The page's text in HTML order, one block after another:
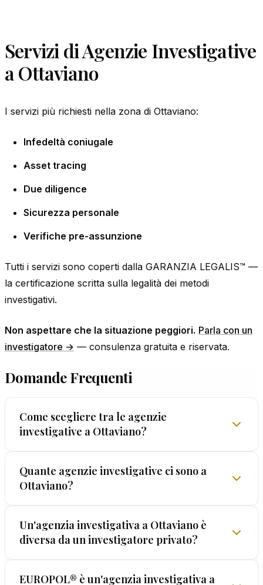
Servizi di Agenzie Investigative
a Ottaviano
I servizi più richiesti nella zona di Ottaviano:
Infedeltà coniugale
Asset tracing
Due diligence
Sicurezza personale
Verifiche pre-assunzione
Tutti i servizi sono coperti dalla GARANZIA LEGALIS™ —
la certificazione scritta sulla legalità dei metodi
investigativi.
Non aspettare che la situazione peggiori. Parla con un
investigatore → — consulenza gratuita e riservata.
Domande Frequenti
Come scegliere tra le agenzie
investigative a Ottaviano?
La scelta non va fatta sulla base del prezzo più
basso o delle promesse più grandi. Conta la
verificabile, garanzie scritte. EUROPOL® offre
tutto questo da oltre 60 anni — la GARANZIA
Quante agenzie investigative ci sono a
Ottaviano?
Il numero di agenzie investigative autorizzate a
Ottaviano varia. Ciò che conta non è la quantità
regolarità presso la Prefettura di NA e chiedete
Un'agenzia investigativa a Ottaviano è
diversa da un investigatore privato?
Sì: un'agenzia ha team diversificati e risorse che
EUROPOL® è un'agenzia investigativa a